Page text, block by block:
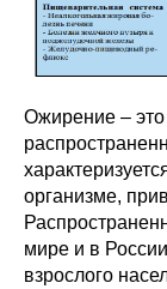
Ожирение –
организме,
мире и в
взрослого